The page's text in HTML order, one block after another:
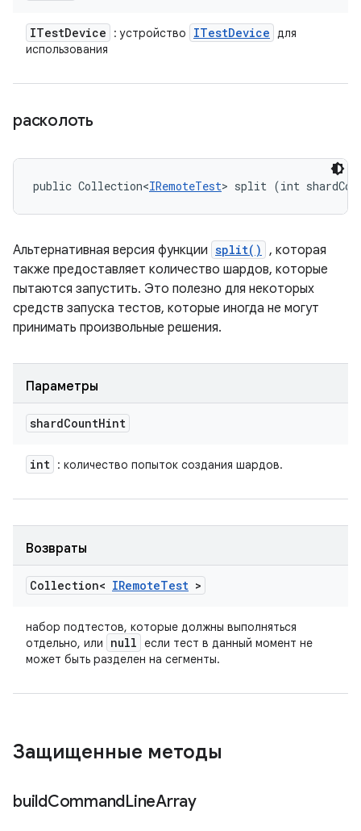
ITestDevice : устройство ITestDevice для
использования
расколоть
public Collection<IRemoteTest> split (int
Альтернативная версия функции split() , которая
также предоставляет количество шардов, которые
пытаются запустить. Это полезно для некоторых
средств запуска тестов, которые иногда не могут
принимать произвольные решения.
Параметры
shardCountHint
int : количество попыток создания шардов.
Возвраты
Collection< IRemoteTest >
набор подтестов, которые должны выполняться
отдельно, или
null если тест в данный момент не
может быть разделен на сегменты.
Защищенные методы
buildCommandLineArray